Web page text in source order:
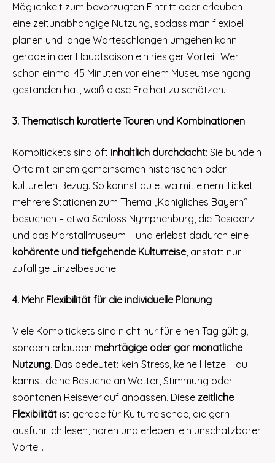
Möglichkeit zum bevorzugten Eintritt oder erlauben
eine zeitunabhängige Nutzung, sodass man flexibel
planen und lange Warteschlangen umgehen kann –
gerade in der Hauptsaison ein riesiger Vorteil. Wer
schon einmal 45 Minuten vor einem Museumseingang
gestanden hat, weiß diese Freiheit zu schätzen.
3. Thematisch kuratierte Touren und Kombinationen
Kombitickets sind oft inhaltlich durchdacht: Sie bündeln
Orte mit einem gemeinsamen historischen oder
kulturellen Bezug. So kannst du etwa mit einem Ticket
mehrere Stationen zum Thema „Königliches Bayern“
besuchen – etwa Schloss Nymphenburg, die Residenz
und das Marstallmuseum – und erlebst dadurch eine
kohärente und tiefgehende Kulturreise, anstatt nur
zufällige Einzelbesuche.
4. Mehr Flexibilität für die individuelle Planung
Viele Kombitickets sind nicht nur für einen Tag gültig,
sondern erlauben mehrtägige oder gar monatliche
Nutzung. Das bedeutet: kein Stress, keine Hetze – du
kannst deine Besuche an Wetter, Stimmung oder
spontanen Reiseverlauf anpassen. Diese zeitliche
Flexibilität ist gerade für Kulturreisende, die gern
ausführlich lesen, hören und erleben, ein unschätzbarer
Vorteil.